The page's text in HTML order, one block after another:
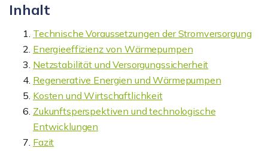
Inhalt
Technische Voraussetzungen der Stromversorgung
Energieeffizienz von Wärmepumpen
Netzstabilität und Versorgungssicherheit
Regenerative Energien und Wärmepumpen
Kosten und Wirtschaftlichkeit
Zukunftsperspektiven und technologische
Entwicklungen
Fazit